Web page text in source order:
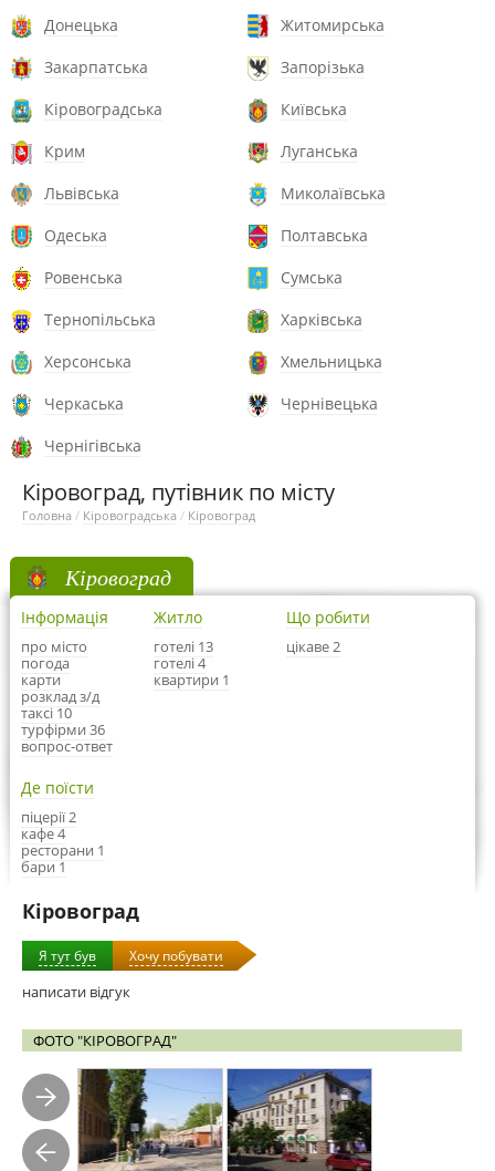
Донецька
Житомирська
Закарпатська
Запорізька
Кіровоградська
Київська
Крим
Луганська
Львівська
Миколаївська
Одеська
Полтавська
Ровенська
Сумська
Тернопільська
Харківська
Херсонська
Хмельницька
Черкаська
Чернівецька
Чернігівська
Кіровоград, путівник по місту
Головна / Кіровоградська / Кіровоград
Кіровоград
Інформація
про місто
погода
карти
розклад з/д
таксі 10
турфірми 36
вопрос-ответ
Житло
готелі 13
готелі 4
квартири 1
Що робити
цікаве 2
Де поїсти
піцерії 2
кафе 4
ресторани 1
бари 1
Кіровоград
Я тут був Хочу побувати
написати відгук
ФОТО "КІРОВОГРАД"